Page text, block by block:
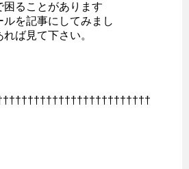
困ることがあります
を記事にしてみまし
ば見て下さい。